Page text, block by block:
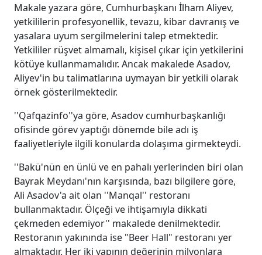
Makale yazara göre, Cumhurbaşkanı İlham Aliyev,
yetkililerin profesyonellik, tevazu, kibar davranış ve
yasalara uyum sergilmelerini talep etmektedir.
Yetkililer rüşvet almamalı, kişisel çıkar için yetkilerini
kötüye kullanmamalıdır. Ancak makalede Asadov,
Aliyev'in bu talimatlarına uymayan bir yetkili olarak
örnek gösterilmektedir.
''Qafqazinfo''ya göre, Asadov cumhurbaşkanlığı
ofisinde görev yaptığı dönemde bile adı iş
faaliyetleriyle ilgili konularda dolaşıma girmekteydi.
''Bakü'nün en ünlü ve en pahalı yerlerinden biri olan
Bayrak Meydanı'nın karşısında, bazı bilgilere göre,
Ali Asadov'a ait olan ''Manqal'' restoranı
bullanmaktadır. Ölçeği ve ihtişamıyla dikkati
çekmeden edemiyor'' makalede denilmektedir.
Restoranın yakınında ise "Beer Hall" restoranı yer
almaktadır. Her iki yapının değerinin milyonlara